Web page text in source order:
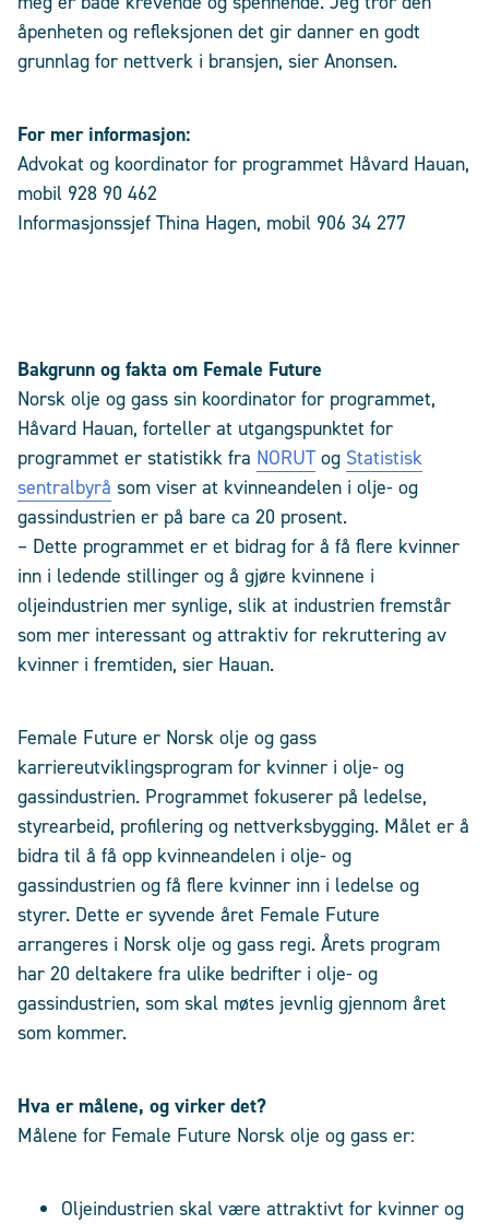
åpenheten og refleksjonen det gir danner en godt
grunnlag for nettverk i bransjen, sier Anonsen.
For mer informasjon:
Advokat og koordinator for programmet Håvard Hauan,
mobil 928 90 462
Informasjonssjef Thina Hagen, mobil 906 34 277
Bakgrunn og fakta om Female Future
Norsk olje og gass sin koordinator for programmet,
Håvard Hauan, forteller at utgangspunktet for
programmet er statistikk fra NORUTog Statistisk
sentralbyrå som viser at kvinneandelen i olje- og
gassindustrien er på bare ca 20 prosent.
– Dette programmet er et bidrag for å få flere kvinner
inn i ledende stillinger og å gjøre kvinnene i
oljeindustrien mer synlige, slik at industrien fremstår
som mer interessant og attraktiv for rekruttering av
kvinner i fremtiden, sier Hauan.
Female Future er Norsk olje og gass
karriereutviklingsprogram for kvinner i olje- og
gassindustrien. Programmet fokuserer på ledelse,
styrearbeid, profilering og nettverksbygging. Målet er å
bidra til å få opp kvinneandelen i olje- og
gassindustrien og få flere kvinner inn i ledelse og
styrer. Dette er syvende året Female Future
arrangeres i Norsk olje og gass regi. Årets program
har 20 deltakere fra ulike bedrifter i olje- og
gassindustrien, som skal møtes jevnlig gjennom året
som kommer.
Hva er målene, og virker det?
Målene for Female Future Norsk olje og gass er:
Oljeindustrien skal være attraktivt for kvinner og